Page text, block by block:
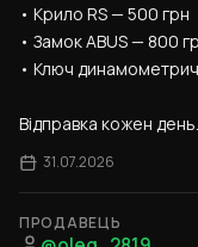
• Крило RS — 500 грн
• Замок ABUS — 800
• Ключ
Відправка кожен
31.07.2026
ПРОДАВЕЦЬ